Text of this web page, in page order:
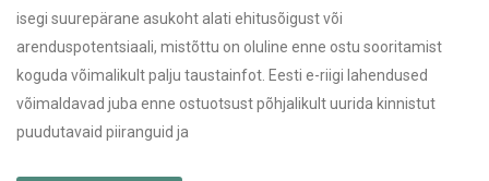
isegi suurepärane asukoht alati ehitusõigust või
arenduspotentsiaali, mistõttu on oluline enne ostu sooritamist
koguda võimalikult palju taustainfot. Eesti e-riigi lahendused
võimaldavad juba enne ostuotsust põhjalikult uurida kinnistut
puudutavaid piiranguid ja